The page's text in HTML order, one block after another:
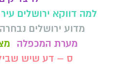
למה דווקא ירושלים
מדוע ירושלים
מערת המכפלה
ס – דע שיש